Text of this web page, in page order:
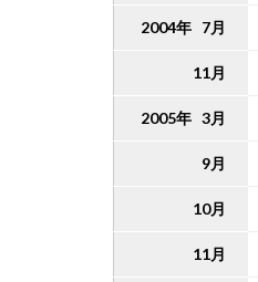
2004年 7月
11月
2005年 3月
9月
10月
11月